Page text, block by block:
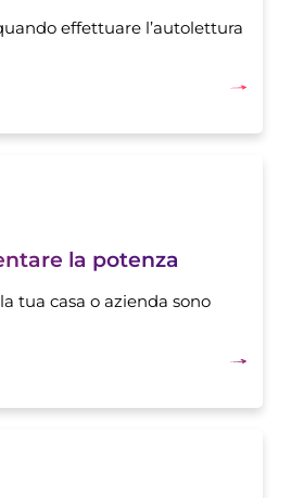
effettuare l’autolettura
la potenza
tua casa o azienda sono